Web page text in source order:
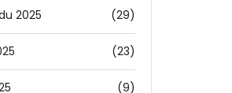
2025 (29)
(23)
(9)